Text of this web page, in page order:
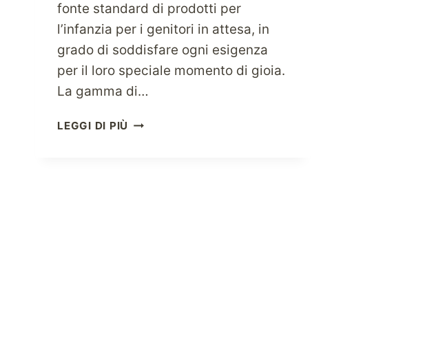
fonte standard di prodotti per
l’infanzia per i genitori in attesa, in
grado di soddisfare ogni esigenza
per il loro speciale momento di gioia.
La gamma di…
LEGGI DI PIÙ COCCOLA